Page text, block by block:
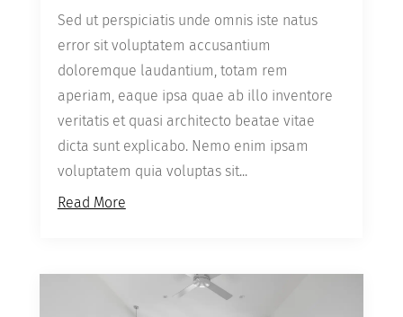
Sed ut perspiciatis unde omnis iste natus
error sit voluptatem accusantium
doloremque laudantium, totam rem
aperiam, eaque ipsa quae ab illo inventore
veritatis et quasi architecto beatae vitae
dicta sunt explicabo. Nemo enim ipsam
voluptatem quia voluptas sit...
Read More